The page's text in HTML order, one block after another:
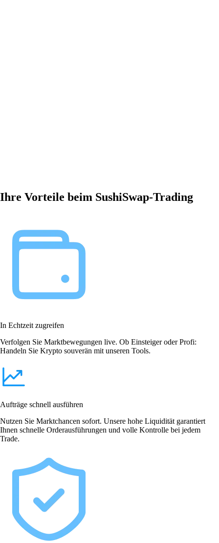
Ihre Vorteile beim SushiSwap-Trading
In Echtzeit zugreifen
Verfolgen Sie Marktbewegungen live. Ob Einsteiger oder Profi:
Handeln Sie Krypto souverän mit unseren Tools.
Aufträge schnell ausführen
Nutzen Sie Marktchancen sofort. Unsere hohe Liquidität garantiert
Ihnen schnelle Orderausführungen und volle Kontrolle bei jedem
Trade.